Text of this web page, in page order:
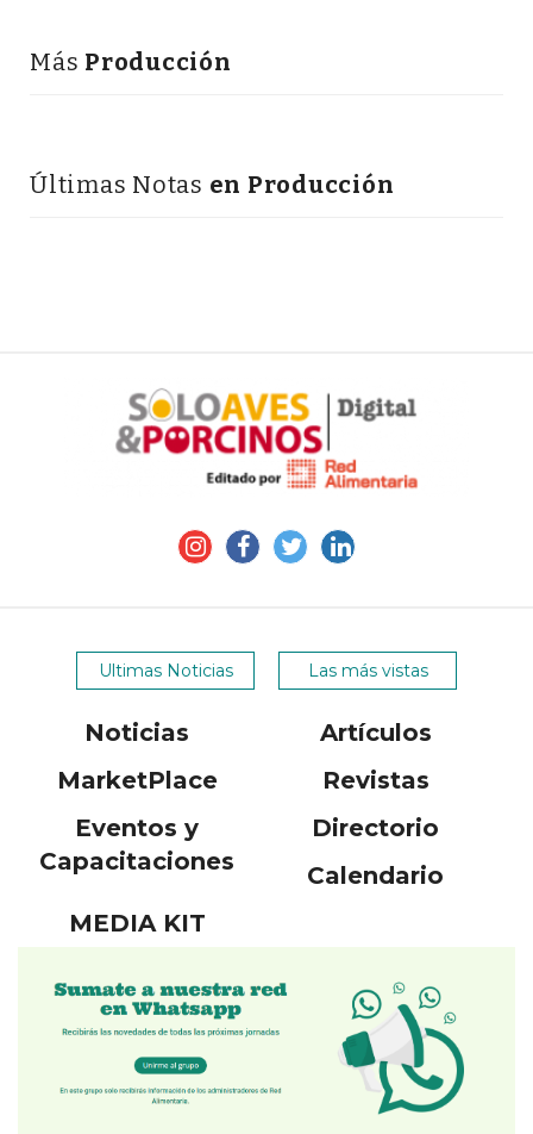
Más Producción
Últimas Notas en Producción
Ultimas Noticias Las más vistas
Noticias
Artículos
MarketPlace
Revistas
Eventos y
Capacitaciones
Directorio
Calendario
MEDIA KIT